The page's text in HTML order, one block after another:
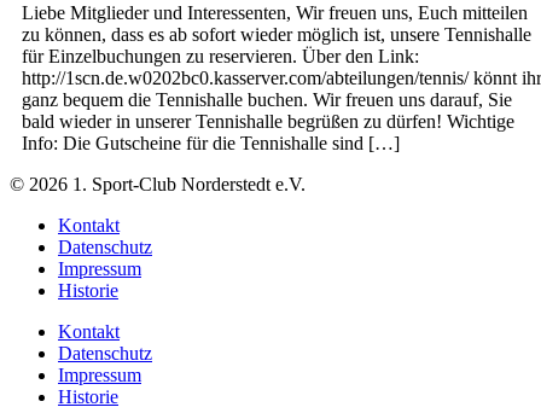
Liebe Mitglieder und Interessenten, Wir freuen uns, Euch mitteilen
zu können, dass es ab sofort wieder möglich ist, unsere Tennishalle
für Einzelbuchungen zu reservieren. Über den Link:
http://1scn.de.w0202bc0.kasserver.com/abteilungen/tennis/ könnt ihr
ganz bequem die Tennishalle buchen. Wir freuen uns darauf, Sie
bald wieder in unserer Tennishalle begrüßen zu dürfen! Wichtige
Info: Die Gutscheine für die Tennishalle sind […]
© 2026 1. Sport-Club Norderstedt e.V.
Kontakt
Datenschutz
Impressum
Historie
Kontakt
Datenschutz
Impressum
Historie